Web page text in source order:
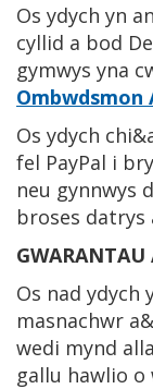
Os ydych yn
cyllid a bod
gymwys yna
Ombwdsmon
Os ydych
fel PayPal i
neu gynnwys
broses datrys
Os nad ydych
masnachwr
wedi mynd
gallu hawlio